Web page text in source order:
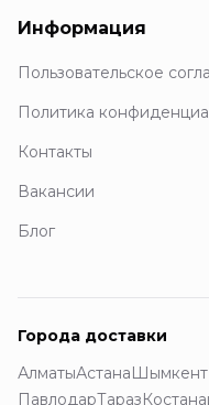
Информация
Пользовательское
Политика
Контакты
Вакансии
Блог
Города доставки
АлматыАстанаШымкент
ПавлодарТараз